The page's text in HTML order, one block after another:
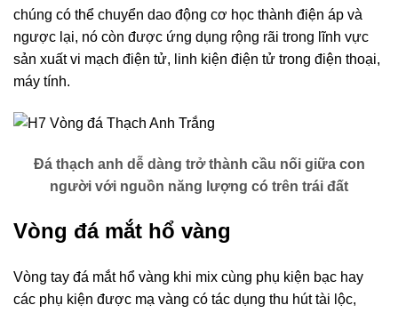
chúng có thể chuyển dao động cơ học thành điện áp và
ngược lại, nó còn được ứng dụng rộng rãi trong lĩnh vực
sản xuất vi mạch điện tử, linh kiện điện tử trong điện thoại,
máy tính.
Đá thạch anh dễ dàng trở thành cầu nối giữa con
người với nguồn năng lượng có trên trái đất
Vòng đá mắt hổ vàng
Vòng tay đá mắt hổ vàng khi mix cùng phụ kiện bạc hay
các phụ kiện được mạ vàng có tác dụng thu hút tài lộc,